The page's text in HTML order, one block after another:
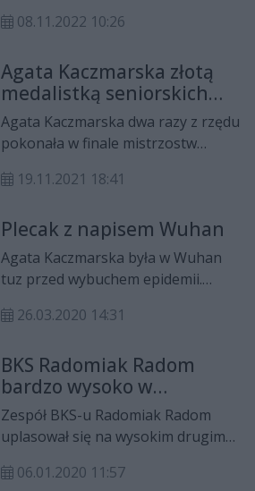
radomianin Paweł Brach, zaś
Dudajek i Cezary Znamiec.
08.11.2022 10:26
Agata Kaczmarska złotą
medalistką seniorskich
mistrzostw Polski w
boksie!
Agata Kaczmarska dwa razy z rzędu
pokonała w finale mistrzostw
mistrza Polski. Podopieczna
triumfowała w kat. wag. 75 kg.
19.11.2021 18:41
Plecak z napisem Wuhan
Agata Kaczmarska była w Wuhan
tuz przed wybuchem epidemii.
zawodniczka BKS Radomiak,
Wojskowych Igrzysk Sportowych. W
przyszłym roku chciałaby znów
polecieć do Azji. Tym razem do
Tokio na Igrzyska Olimpijskie.
26.03.2020 14:31
BKS Radomiak Radom
bardzo wysoko w
klubowym rankingu
bokserskim za 2019 rok
Zespół BKS-u Radomiak Radom
uplasował się na wysokim drugim
Związku Bokserskiego za rok 2019.
06.01.2020 11:57